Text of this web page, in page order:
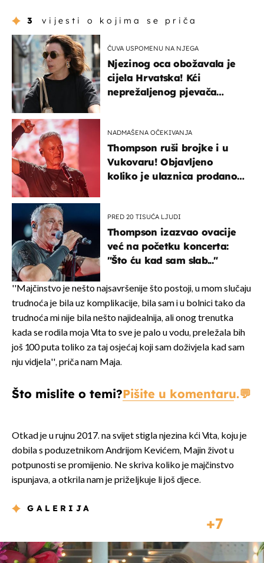
3 vijesti o kojima se priča
ČUVA USPOMENU NA NJEGA
Njezinog oca obožavala je
cijela Hrvatska! Kći
neprežaljenog pjevača
NADMAŠENA OČEKIVANJA
Thompson ruši brojke i u
Vukovaru! Objavljeno
koliko je ulaznica prodano
PRED 20 TISUĆA LJUDI
Thompson izazvao ovacije
već na početku koncerta:
"Što ću kad sam slab..."
''Majčinstvo je nešto najsavršenije što postoji, u mom slučaju
trudnoća je bila uz komplikacije, bila sam i u bolnici tako da
trudnoća mi nije bila nešto najidealnija, ali onog trenutka
kada se rodila moja Vita to sve je palo u vodu, preležala bih
još 100 puta toliko za taj osjećaj koji sam doživjela kad sam
nju vidjela'', priča nam Maja.
Što mislite o temi?Pišite u komentaru.
Otkad je u rujnu 2017. na svijet stigla njezina kći Vita, koju je
dobila s poduzetnikom Andrijom Kevićem, Majin život u
potpunosti se promijenio. Ne skriva koliko je majčinstvo
ispunjava, a otkrila nam je priželjkuje li još djece.
GALERIJA
7